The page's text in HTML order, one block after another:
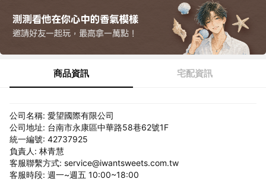
商品資訊 宅配資訊
公司名稱: 愛望國際有限公司
公司地址: 台南市永康區中華路58巷62號1F
統一編號: 42737925
負責人: 林青慧
客服聯繫方式: service@iwantsweets.com.tw
客服時段: 週一~週五 10:00~18:00